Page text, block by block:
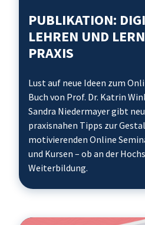
PUBLIKATION:
LEHREN UND
PRAXIS
Lust auf neue Ideen zum
Buch von Prof. Dr. Katrin
Sandra Niedermayer gibt
praxisnahen Tipps zur
motivierenden Online
und Kursen – ob an der
Weiterbildung.